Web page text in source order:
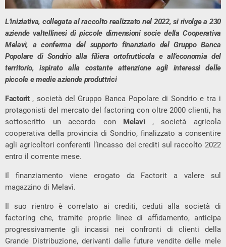
L’iniziativa, collegata al raccolto realizzato nel 2022, si rivolge a 230
aziende valtellinesi di piccole dimensioni socie della Cooperativa
Melavì, a conferma del supporto finanziario del Gruppo Banca
Popolare di Sondrio alla filiera ortofrutticola e all’economia del
territorio, ispirato alla costante attenzione agli interessi delle
piccole e medie aziende produttrici
Factorit , società del Gruppo Banca Popolare di Sondrio e tra i
protagonisti del mercato del factoring con oltre 2000 clienti, ha
sottoscritto un accordo con Melavì , società agricola
cooperativa della provincia di Sondrio, finalizzato a consentire
agli agricoltori conferenti l’incasso dei crediti sul raccolto 2022
entro il corrente mese.
Il finanziamento viene erogato da Factorit a valere sul
magazzino di Melavì.
Il suo rientro è correlato ai crediti, ceduti alla società di
factoring che, tramite proprie linee di affidamento, anticipa
progressivamente gli incassi nei confronti di clienti della
Grande Distribuzione, derivanti dalle future vendite delle mele